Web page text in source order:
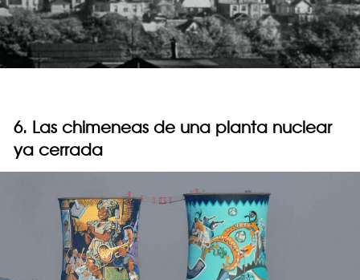
6. Las chimeneas de una planta nuclear
ya cerrada